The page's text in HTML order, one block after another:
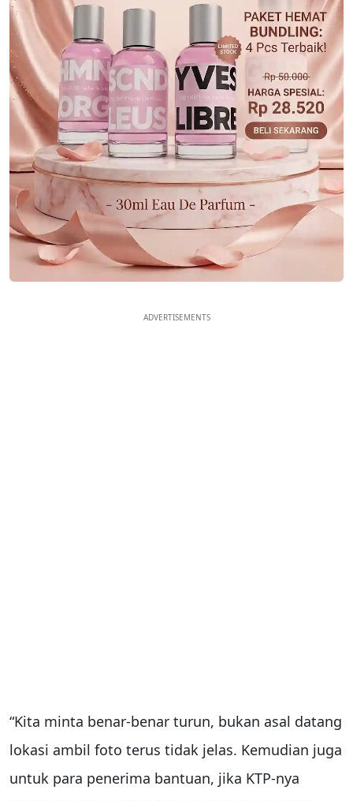
ADVERTISEMENTS
“Kita minta benar-benar turun, bukan asal datang
lokasi ambil foto terus tidak jelas. Kemudian juga
untuk para penerima bantuan, jika KTP-nya